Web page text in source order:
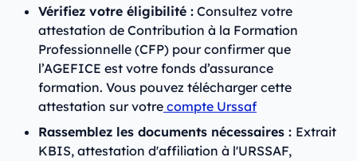
Vérifiez votre éligibilité : Consultez votre
attestation de Contribution à la Formation
Professionnelle (CFP) pour confirmer que
l’AGEFICE est votre fonds d’assurance
formation. Vous pouvez télécharger cette
attestation sur votre compte Urssaf
Rassemblez les documents nécessaires : Extrait
KBIS, attestation d'affiliation à l'URSSAF,